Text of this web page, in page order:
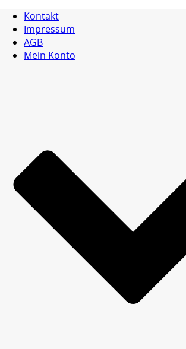
Kontakt
Impressum
AGB
Mein Konto